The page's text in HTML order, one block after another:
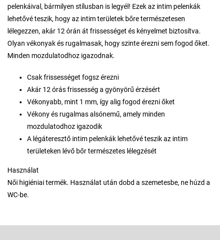
pelenkáival, bármilyen stílusban is legyél! Ezek az intim pelenkák
lehetővé teszik, hogy az intim területek bőre természetesen
lélegezzen, akár 12 órán át frissességet és kényelmet biztosítva.
Olyan vékonyak és rugalmasak, hogy szinte érezni sem fogod őket.
Minden mozdulatodhoz igazodnak.
Csak frissességet fogsz érezni
Akár 12 órás frissesség a gyönyörű érzésért
Vékonyabb, mint 1 mm, így alig fogod érezni őket
Vékony és rugalmas alsónemű, amely minden
mozdulatodhoz igazodik
A légáteresztő intim pelenkák lehetővé teszik az intim
területeken lévő bőr természetes lélegzését
Használat
Női higiéniai termék. Használat után dobd a szemetesbe, ne húzd a
WC-be.